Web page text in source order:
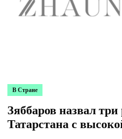
В Стране
Зяббаров назвал
Татарстана с